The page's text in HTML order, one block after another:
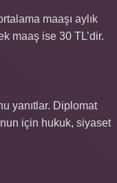
maaşı aylık
maaş ise 30 TL’dir.
yanıtlar. Diplomat
için hukuk, siyaset